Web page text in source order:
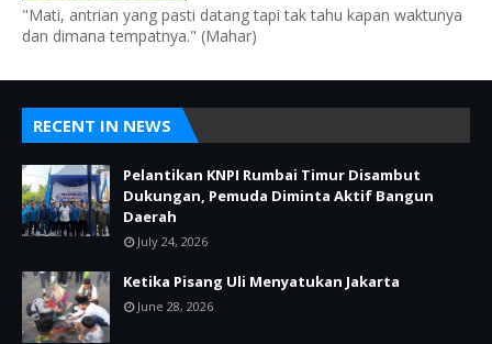
"Mati, antrian yang pasti datang tapi tak tahu kapan waktunya
dan dimana tempatnya." (Mahar)
RECENT IN NEWS
Pelantikan KNPI Rumbai Timur Disambut
Dukungan, Pemuda Diminta Aktif Bangun
Daerah
July 24, 2026
Ketika Pisang Uli Menyatukan Jakarta
June 28, 2026